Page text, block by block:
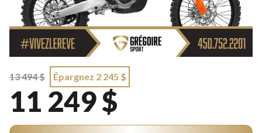
13 494 $ Épargnez 2 245 $
11 249 $